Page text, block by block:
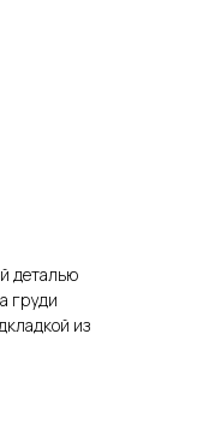
деталью
груди
из